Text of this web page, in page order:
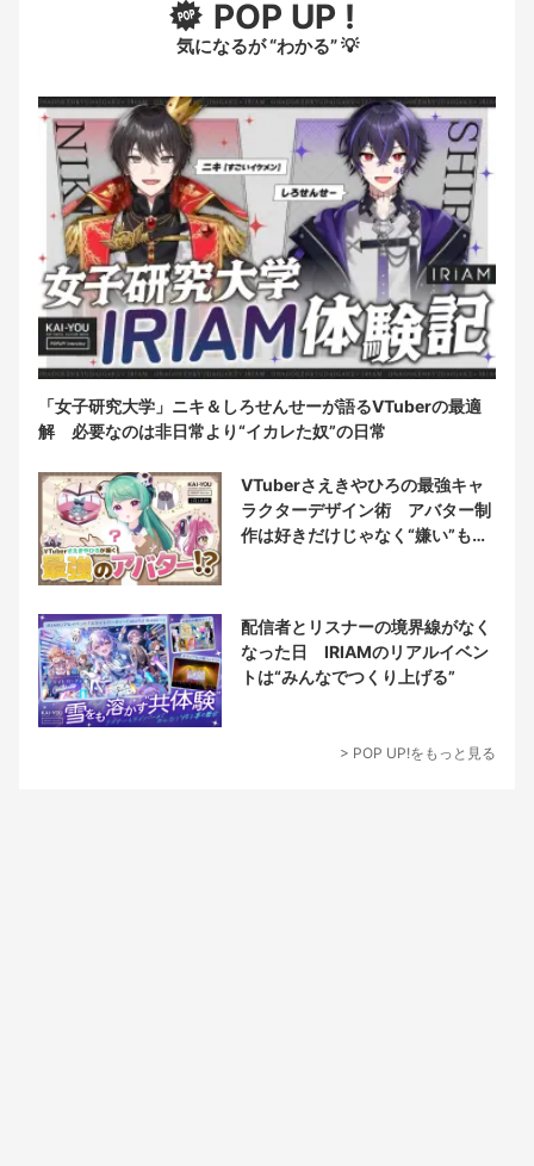
POP UP !
気になるが “わかる” 💡
「女子研究大学」ニキ＆しろせんせーが語るVTuberの最適
解 必要なのは非日常より“イカレた奴”の日常
VTuberさえきやひろの最強キャ
ラクターデザイン術 アバター制
作は好きだけじゃなく“嫌い”もブ
配信者とリスナーの境界線がなく
なった日 IRIAMのリアルイベン
トは“みんなでつくり上げる”
> POP UP!をもっと見る